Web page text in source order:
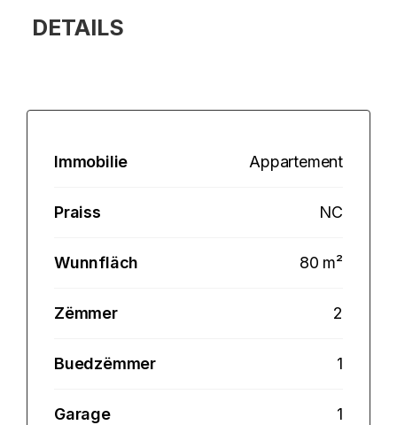
DETAILS
Immobilie Appartement
Praiss NC
Wunnfläch 80 m²
Zëmmer 2
Buedzëmmer 1
Garage 1